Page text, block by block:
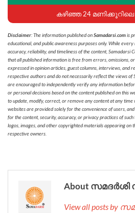
കഴിഞ്ഞ 24
Disclaimer: The information published onSamadarsi.comis
educational, and public awareness purposes only. While
accuracy, reliability, and timeliness of the content, Samadarsi
that all published information is free from errors, omissions,
expressed in opinion articles, guest columns, interviews, and
respective authors and do not necessarily reflect the views of
are encouraged to independently verify any information
or personal decisions based on the content published on this
to update, modify, correct, or remove any content at any
websites are provided solely for the convenience of users,
for the content, security, accuracy, or privacy practices of
logos, images, and other copyrighted materials appearing
respective owners.
About
View all posts